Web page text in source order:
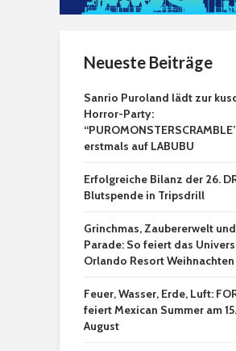
Neueste Beiträge
Sanrio Puroland lädt zur
Horror-Party:
erstmals auf LABUBU
Erfolgreiche Bilanz der 26.
Blutspende in Tripsdrill
Grinchmas, Zaubererwelt und
Parade: So feiert das
Orlando Resort Weihnachten
Feuer, Wasser, Erde, Luft:
feiert Mexican Summer am
August